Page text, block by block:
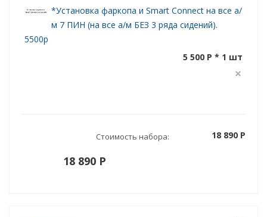
*Установка фаркопа и Smart Connect на все а/
м 7 ПИН (на все а/м БЕЗ 3 ряда сидений).
5500р
5 500 P * 1 шт
Стоимость набора: 18 890 P
18 890 P